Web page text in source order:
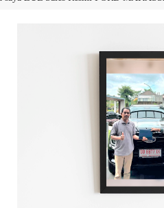
FORD RANGER